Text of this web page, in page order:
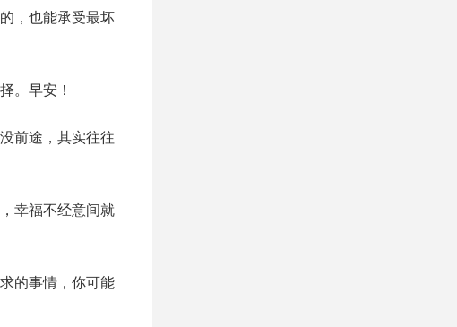
，也能承受最坏
。早安！
前途，其实往往
幸福不经意间就
的事情，你可能